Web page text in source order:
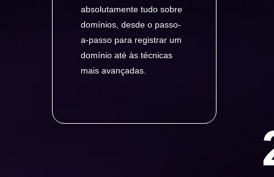
absolutamente tudo sobre
domínios, desde o passo-
a-passo para registrar um
domínio até às técnicas
mais avançadas.